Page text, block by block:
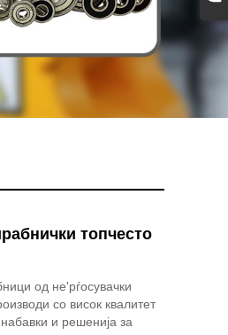
топчесто
од не'рѓосувачки
со висок квалитет
и решенија за